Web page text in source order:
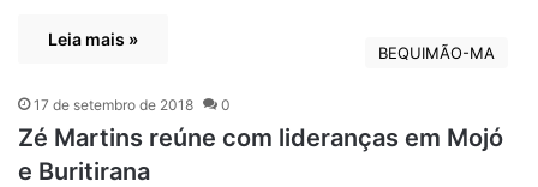
Leia mais »
BEQUIMÃO-MA
17 de setembro de 2018 0
Zé Martins reúne com lideranças em Mojó
e Buritirana